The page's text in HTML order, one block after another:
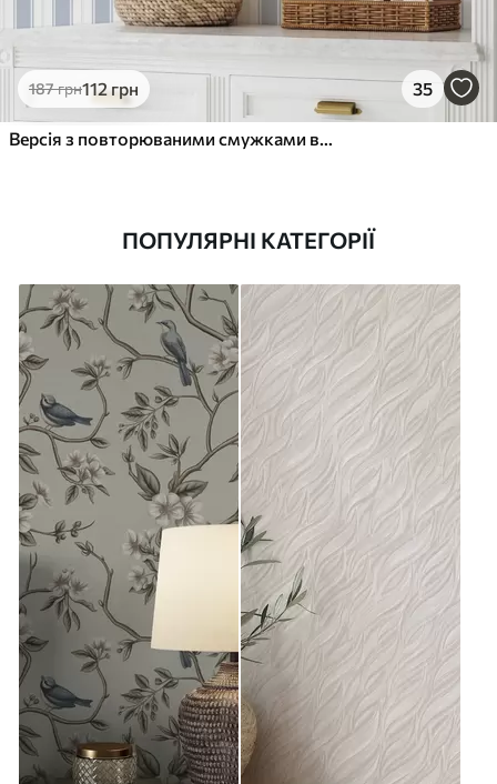
187грн112грн 35
Версія з повторюваними смужками в сіро-блакитних тонах
ПОПУЛЯРНІ КАТЕГОРІЇ